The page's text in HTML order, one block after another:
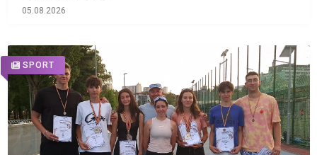
05.08.2026
SPORT